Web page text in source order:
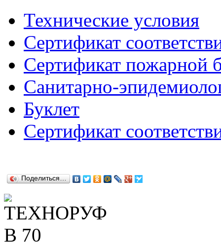
Технические условия
Сертификат
Сертификат пожарной
Санитарно-
Буклет
Сертификат
Поделиться…